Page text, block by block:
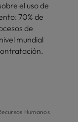
el uso de
70% de
de
mundial
Humanos